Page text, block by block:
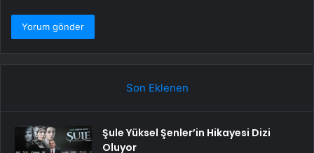
Son Eklenen
Şule Yüksel Şenler’in Hikayesi Dizi
Oluyor